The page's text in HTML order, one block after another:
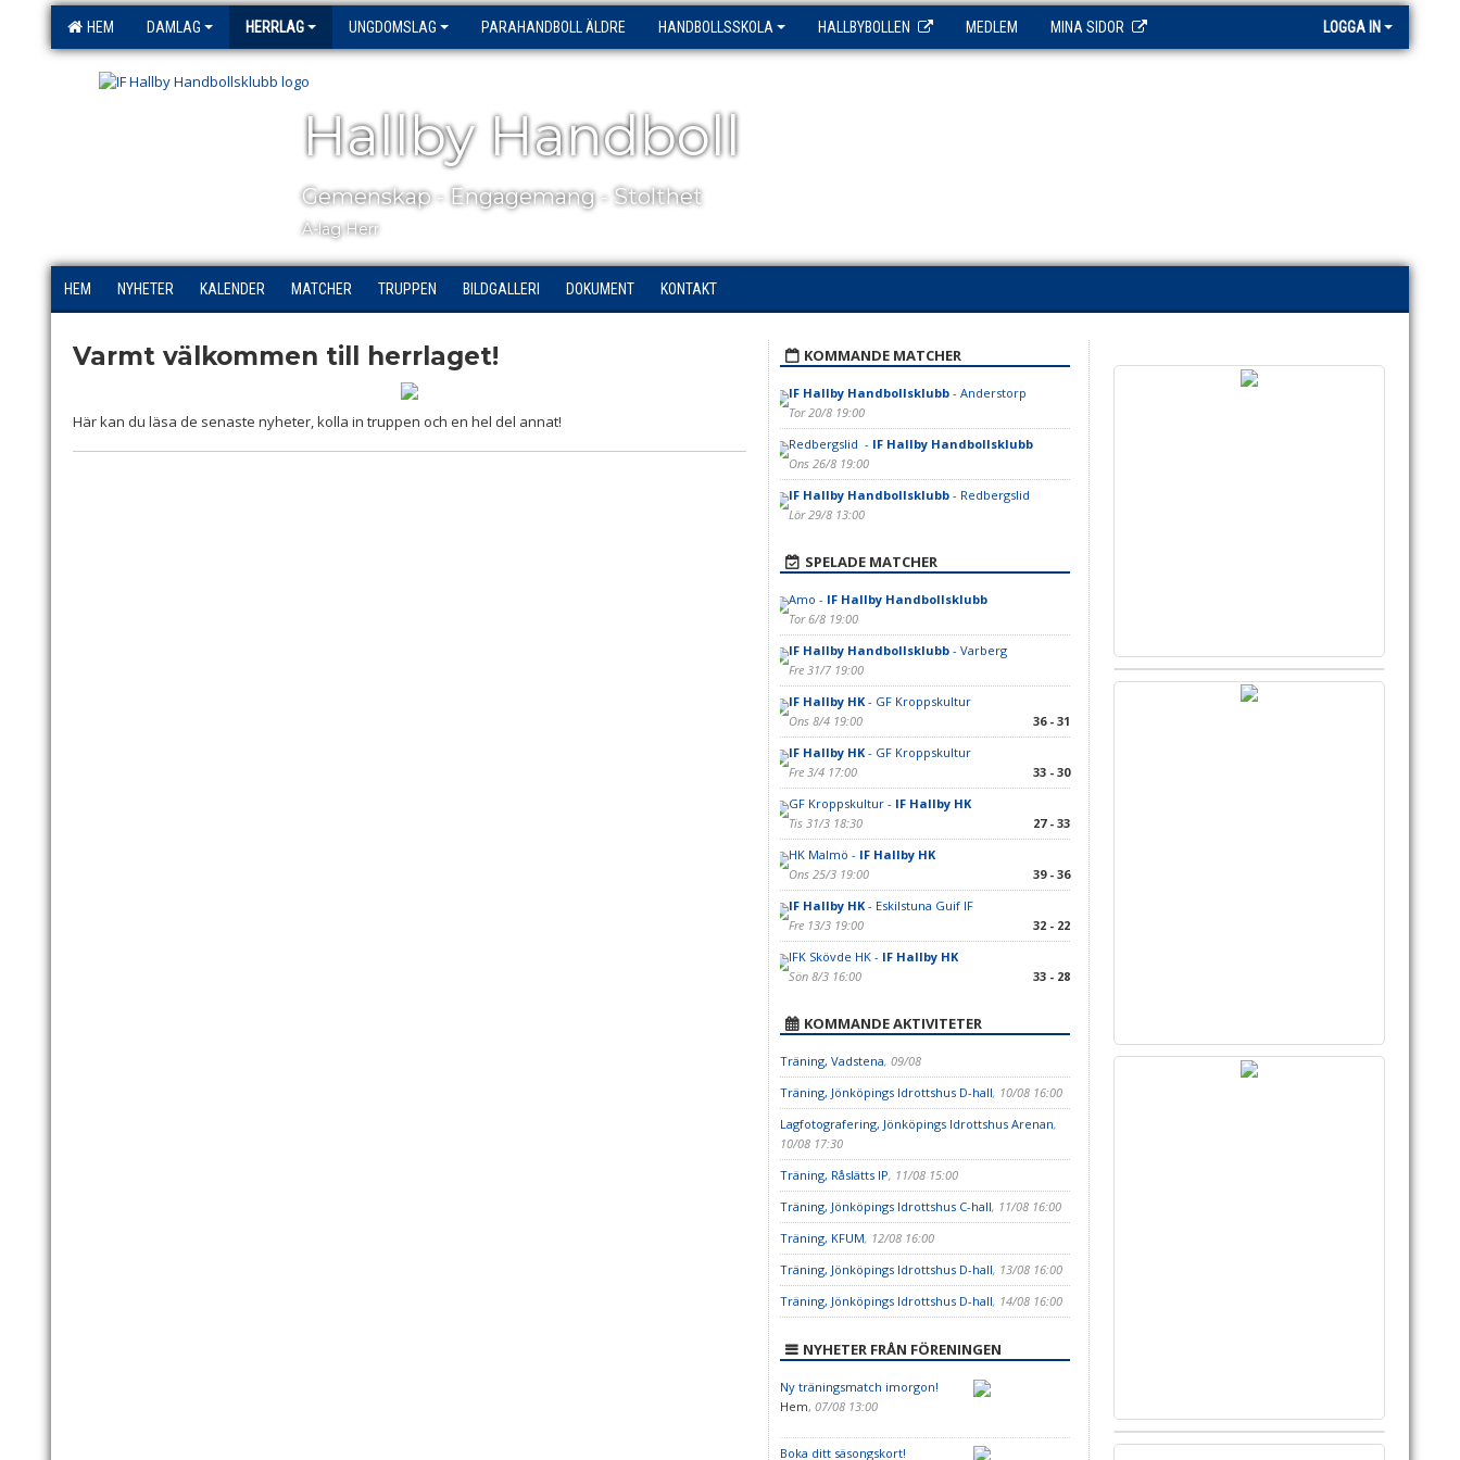
HEM DAMLAG HERRLAG UNGDOMSLAG PARAHANDBOLL ÄLDRE HANDBOLLSSKOLA HALLBYBOLLEN MEDLEM MINA SIDOR LOGGA IN
Hallby Handboll
Gemenskap - Engagemang - Stolthet
A-lag Herr
HEM NYHETER KALENDER MATCHER TRUPPEN BILDGALLERI DOKUMENT KONTAKT
Varmt välkommen till herrlaget!
Här kan du läsa de senaste nyheter, kolla in truppen och en hel del annat!
KOMMANDE MATCHER
IF Hallby Handbollsklubb- Anderstorp
Tor 20/8 19:00
Redbergslid - IF Hallby Handbollsklubb
Ons 26/8 19:00
IF Hallby Handbollsklubb- Redbergslid
Lör 29/8 13:00
SPELADE MATCHER
Amo - IF Hallby Handbollsklubb
Tor 6/8 19:00
IF Hallby Handbollsklubb- Varberg
Fre 31/7 19:00
IF Hallby HK- GF Kroppskultur
Ons 8/4 19:00
36 - 31
IF Hallby HK- GF Kroppskultur
Fre 3/4 17:00
33 - 30
GF Kroppskultur - IF Hallby HK
Tis 31/3 18:30
27 - 33
HK Malmö - IF Hallby HK
Ons 25/3 19:00
39 - 36
IF Hallby HK- Eskilstuna Guif IF
Fre 13/3 19:00
32 - 22
IFK Skövde HK - IF Hallby HK
Sön 8/3 16:00
33 - 28
KOMMANDE AKTIVITETER
Träning, Vadstena, 09/08
Träning, Jönköpings Idrottshus D-hall, 10/08 16:00
Lagfotografering, Jönköpings Idrottshus Arenan,
10/08 17:30
Träning, Råslätts IP, 11/08 15:00
Träning, Jönköpings Idrottshus C-hall, 11/08 16:00
Träning, KFUM, 12/08 16:00
Träning, Jönköpings Idrottshus D-hall, 13/08 16:00
Träning, Jönköpings Idrottshus D-hall, 14/08 16:00
NYHETER FRÅN FÖRENINGEN
Ny träningsmatch imorgon!
Hem, 07/08 13:00
Boka ditt säsongskort!